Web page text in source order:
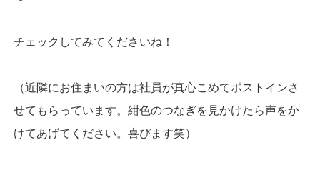
チェックしてみてくださいね！
（近隣にお住まいの方は社員が真心こめてポストインさ
せてもらっています。紺色のつなぎを見かけたら声をか
けてあげてください。喜びます笑）